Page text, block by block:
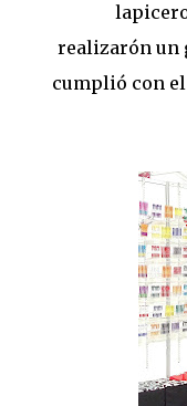
realizarón un
cumplió con